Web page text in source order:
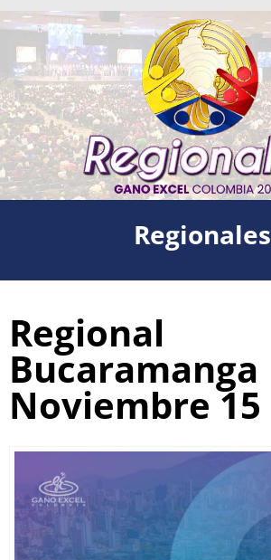
Regionales
Regional
Bucaramanga
Noviembre 15